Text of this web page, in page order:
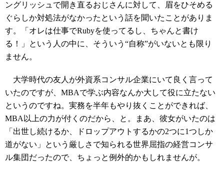
ングリッシュで開き直るおじさんに対して、眉をひそめる
ぐらしか対処法がなかったという話を聞いたことがありま
す。「オレは仕事でRubyを使ってるし、ちゃんと書け
る！」という人の中に、そういう“自称”がいないとも限り
ません。
大学時代の友人が外資系コンサル企業にいて良く言って
いたのですが、MBAで学ぶ内容なんか大して役に立たない
というのですね。実務を半年もやり抜くことができれば、
MBA以上の力が付くのだから、と。まあ、彼女がいたのは
「出世し続けるか、ドロップアウトするかの2つに1つしか
道がない」という厳しさで知られる世界屈指の経営コンサ
ル集団だったので、ちょっと例外的かもしれませんが。